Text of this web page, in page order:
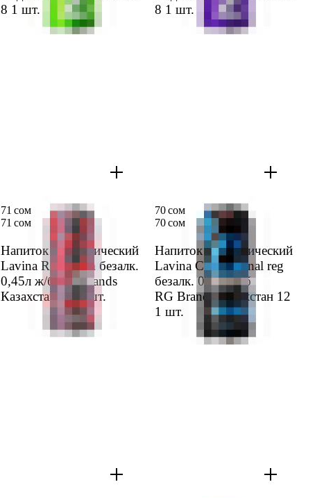
8 1 шт.
8 1 шт.
Напиток энерге­тический
Lavina Red storm безалк.
0,45л ж/б RG Brands
Казах­стан 121 шт.
71 сом
71 сом
Напиток энерге­тический
Lavina Can Original reg
безалк. 0,45л ж/б
RG Brands Казах­стан 12
1 шт.
70 сом
70 сом